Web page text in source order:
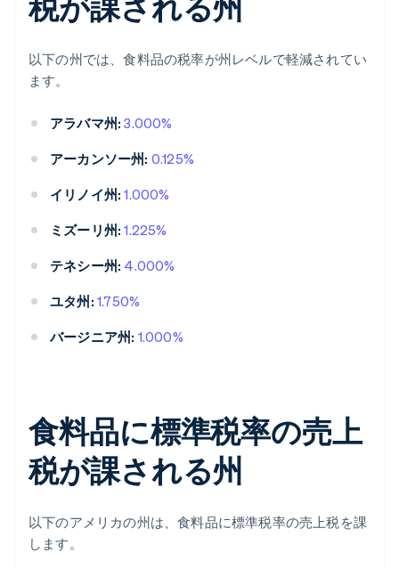
以下の州では、食料品の税率が州レベルで軽減されてい
ます。
アラバマ州: 3.000%
アーカンソー州: 0.125%
イリノイ州: 1.000%
ミズーリ州: 1.225%
テネシー州: 4.000%
ユタ州: 1.750%
バージニア州: 1.000%
食料品に標準税率の売上
税が課される州
以下のアメリカの州は、食料品に標準税率の売上税を課
します。